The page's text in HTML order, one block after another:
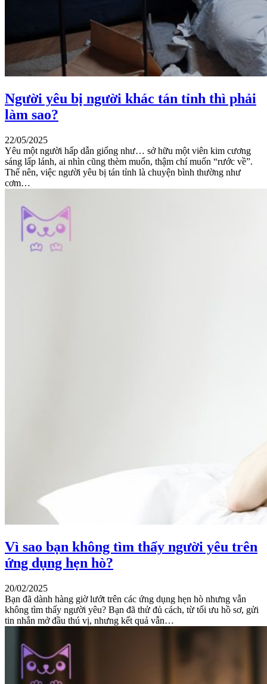
Người yêu bị người khác tán tỉnh thì phải
làm sao?
22/05/2025
Yêu một người hấp dẫn giống như… sở hữu một viên kim cương
sáng lấp lánh, ai nhìn cũng thèm muốn, thậm chí muốn “rước về”.
Thế nên, việc người yêu bị tán tỉnh là chuyện bình thường như
cơm…
Vì sao bạn không tìm thấy người yêu trên
ứng dụng hẹn hò?
20/02/2025
Bạn đã dành hàng giờ lướt trên các ứng dụng hẹn hò nhưng vẫn
không tìm thấy người yêu? Bạn đã thử đủ cách, từ tối ưu hồ sơ, gửi
tin nhắn mở đầu thú vị, nhưng kết quả vẫn…